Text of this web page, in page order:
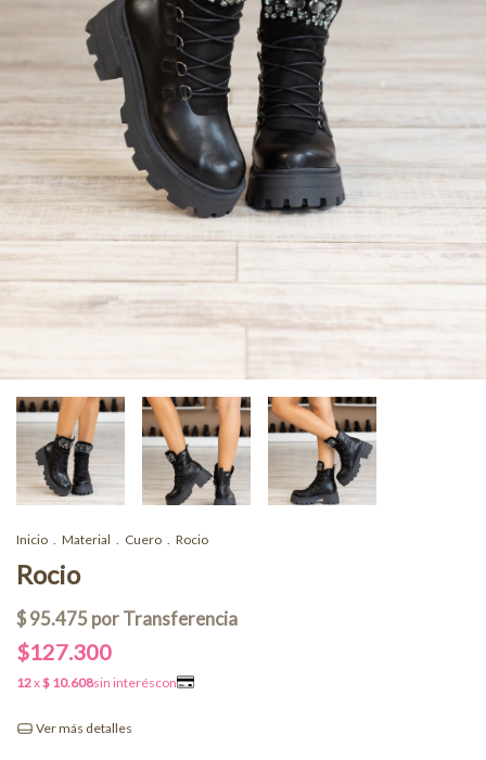
Inicio . Material . Cuero . Rocio
Rocio
$127.300
Ver más detalles